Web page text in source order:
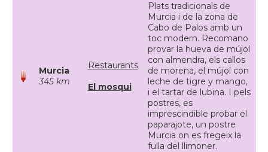
Murcia
345 km
Restaurants
El mosqui
Plats tradicionals de
Murcia i de la zona de
Cabo de Palos amb un
toc modern. Recomano
provar la hueva de mújol
con almendra, els callos
de morena, el mújol con
leche de tigre y mango,
i el tartar de lubina. I pels
postres, es
imprescindible probar el
paparajote, un postre
Murcia on es fregeix la
fulla del llimoner.